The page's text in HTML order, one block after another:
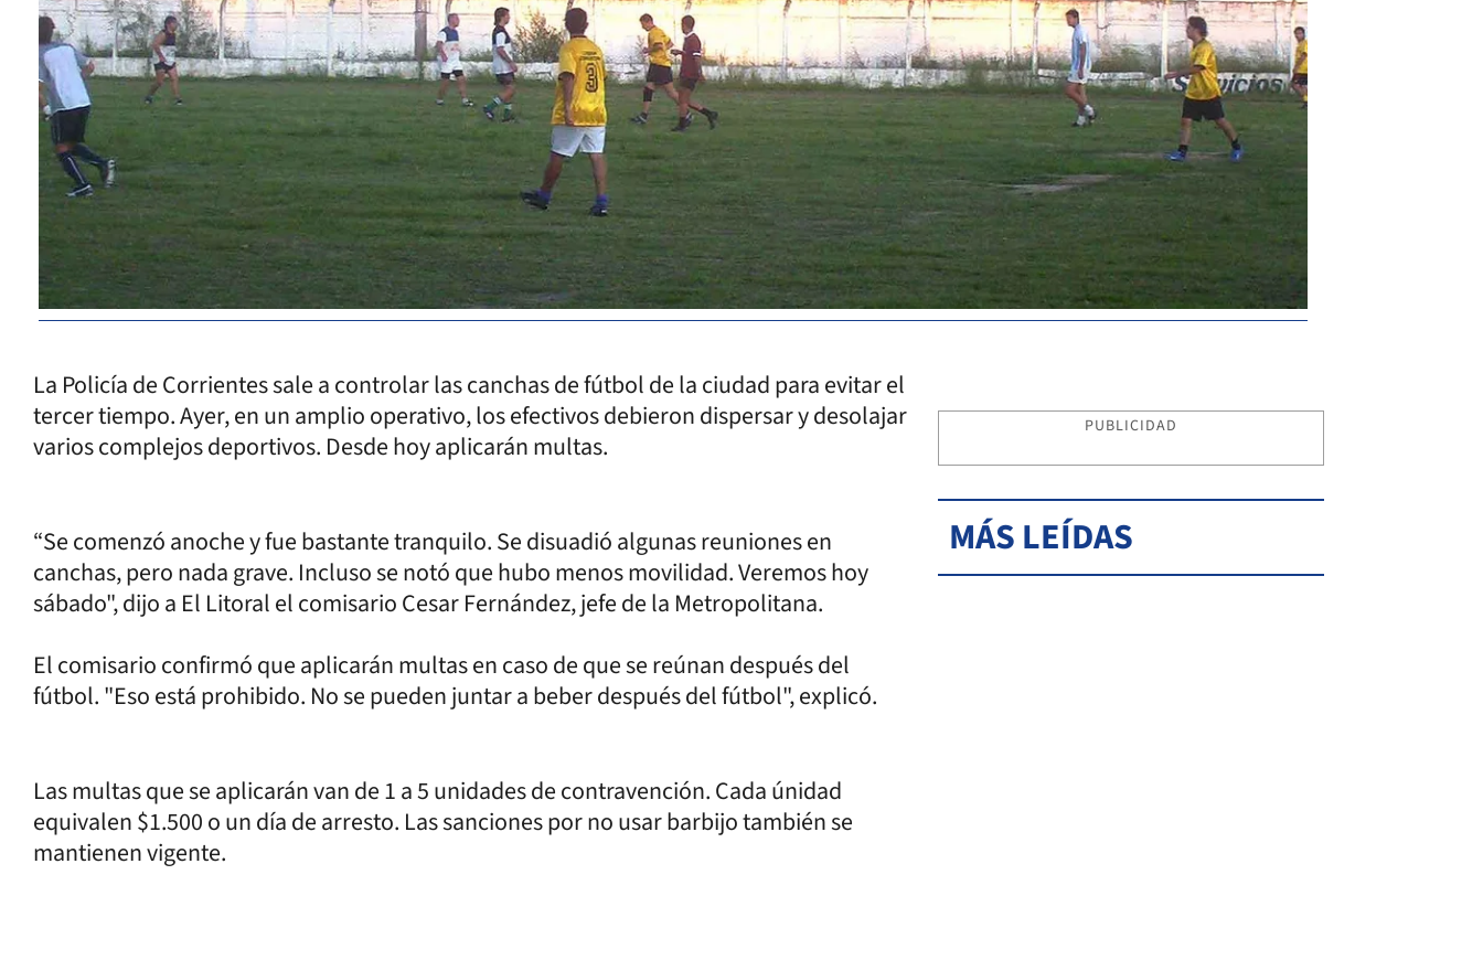
La Policía de Corrientes sale a controlar las canchas de fútbol de la ciudad para evitar el
tercer tiempo. Ayer, en un amplio operativo, los efectivos debieron dispersar y desolajar
varios complejos deportivos. Desde hoy aplicarán multas.
“Se comenzó anoche y fue bastante tranquilo. Se disuadió algunas reuniones en
canchas, pero nada grave. Incluso se notó que hubo menos movilidad. Veremos hoy
sábado", dijo a El Litoral el comisario Cesar Fernández, jefe de la Metropolitana.
El comisario confirmó que aplicarán multas en caso de que se reúnan después del
fútbol. "Eso está prohibido. No se pueden juntar a beber después del fútbol", explicó.
Las multas que se aplicarán van de 1 a 5 unidades de contravención. Cada únidad
equivalen $1.500 o un día de arresto. Las sanciones por no usar barbijo también se
mantienen vigente.
PUBLICIDAD
MÁS LEÍDAS